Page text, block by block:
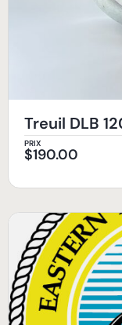
Treuil DLB
PRIX
$190.00